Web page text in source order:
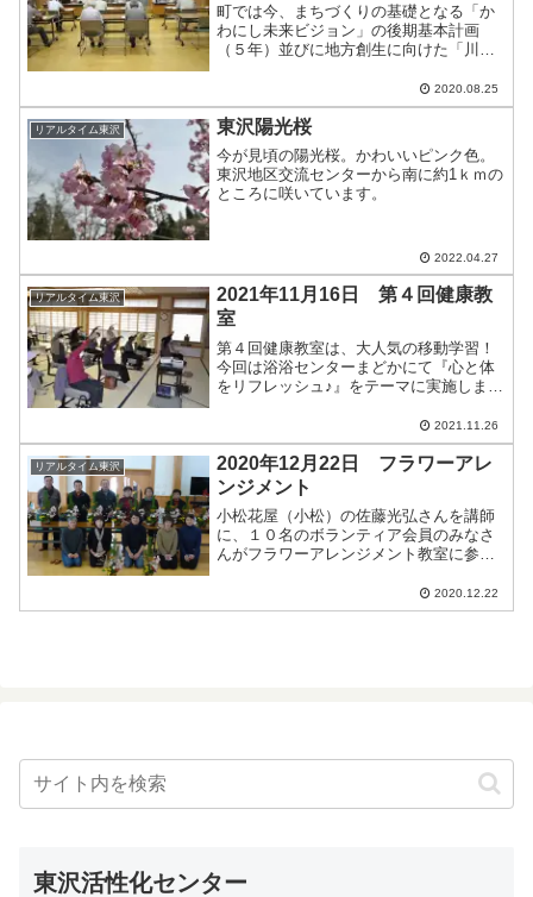
町では今、まちづくりの基礎となる「か
わにし未来ビジョン」の後期基本計画
（５年）並びに地方創生に向けた「川西
一体的な計画づくりを進めています。広
く町民のみなさんと対話や意見交換を通
じてまちづくりを推進してこ...
2020.08.25
リアルタイム東沢 東沢陽光桜
今が見頃の陽光桜。かわいいピンク色。
東沢地区交流センターから南に約1ｋｍの
ところに咲いています。
2022.04.27
リアルタイム東沢
2021年11月16日 第４回健康教
室
第４回健康教室は、大人気の移動学習！
今回は浴浴センターまどかにて『心と体
をリフレッシュ♪』をテーマに実施しまし
弁当形式でまどかのおいしいランチをい
ただきました。温泉に入浴される方もい
らっしゃいました。参加...
2021.11.26
リアルタイム東沢
2020年12月22日 フラワーアレ
ンジメント
小松花屋（小松）の佐藤光弘さんを講師
に、１０名のボランティア会員のみなさ
んがフラワーアレンジメント教室に参加
もので、お正月に飾れるアレンジメント
を制作します。若松や菊、アルストロメ
2020.12.22
東沢活性化センター